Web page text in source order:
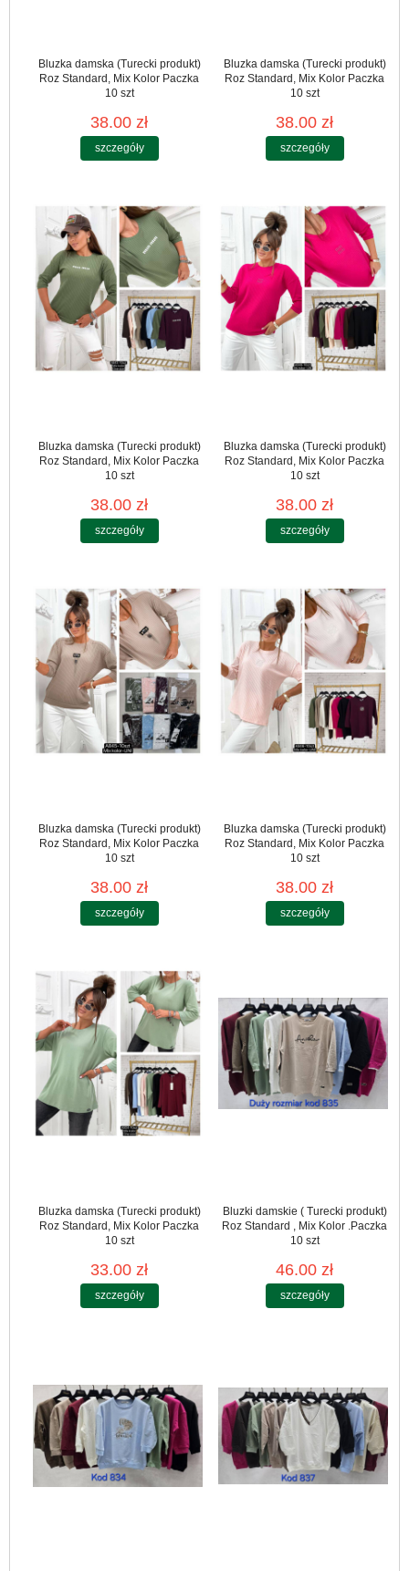
Bluzka damska (Turecki produkt)
Roz Standard, Mix Kolor Paczka
10 szt
38.00 zł
szczegóły
Bluzka damska (Turecki produkt)
Roz Standard, Mix Kolor Paczka
10 szt
38.00 zł
szczegóły
Bluzka damska (Turecki produkt)
Roz Standard, Mix Kolor Paczka
10 szt
38.00 zł
szczegóły
Bluzka damska (Turecki produkt)
Roz Standard, Mix Kolor Paczka
10 szt
38.00 zł
szczegóły
Bluzka damska (Turecki produkt)
Roz Standard, Mix Kolor Paczka
10 szt
38.00 zł
szczegóły
Bluzka damska (Turecki produkt)
Roz Standard, Mix Kolor Paczka
10 szt
38.00 zł
szczegóły
Bluzka damska (Turecki produkt)
Roz Standard, Mix Kolor Paczka
10 szt
33.00 zł
szczegóły
Bluzki damskie ( Turecki produkt)
Roz Standard , Mix Kolor .Paczka
10 szt
46.00 zł
szczegóły